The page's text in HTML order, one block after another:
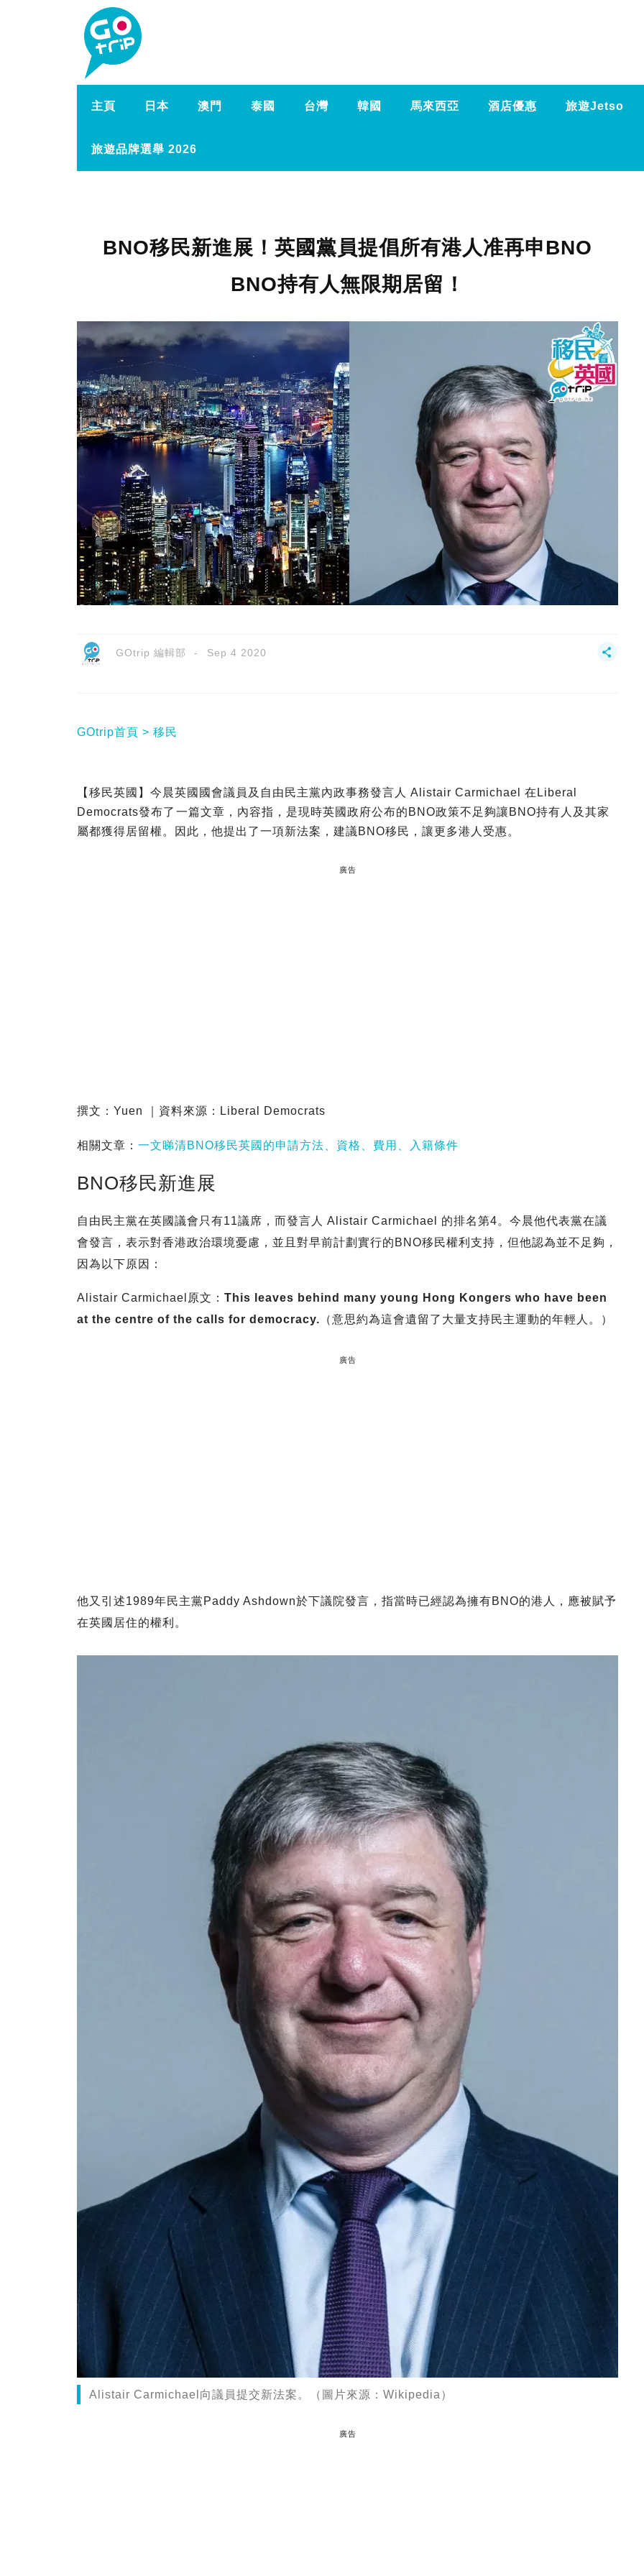
主頁 日本 澳門 泰國 台灣 韓國 馬來西亞 酒店優惠 旅遊Jetso
旅遊品牌選舉 2026
BNO移民新進展！英國黨員提倡所有港人准再申BNO
BNO持有人無限期居留！
GOtrip 編輯部 Sep 4 2020
GOtrip首頁 移民
【移民英國】今晨英國國會議員及自由民主黨內政事務發言人 Alistair Carmichael 在Liberal
Democrats發布了一篇文章，內容指，是現時英國政府公布的BNO政策不足夠讓BNO持有人及其家
屬都獲得居留權。因此，他提出了一項新法案，建議BNO移民，讓更多港人受惠。
廣告
撰文：Yuen ｜資料來源：Liberal Democrats
相關文章： 一文睇清BNO移民英國的申請方法、資格、費用、入籍條件
BNO移民新進展
自由民主黨在英國議會只有11議席，而發言人 Alistair Carmichael 的排名第4。今晨他代表黨在議
會發言，表示對香港政治環境憂慮，並且對早前計劃實行的BNO移民權利支持，但他認為並不足夠，
因為以下原因：
Alistair Carmichael原文： This leaves behind many young Hong Kongers who have been
at the centre of the calls for democracy. （意思約為這會遺留了大量支持民主運動的年輕人。）
廣告
他又引述1989年民主黨Paddy Ashdown於下議院發言，指當時已經認為擁有BNO的港人，應被賦予
在英國居住的權利。
Alistair Carmichael向議員提交新法案。（圖片來源：Wikipedia）
廣告